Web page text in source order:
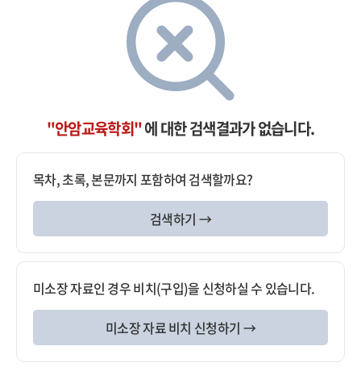
"안암교육학회"에 대한 검색결과가 없습니다.
목차, 초록, 본문까지 포함하여 검색할까요?
검색하기 →
미소장 자료인 경우 비치(구입)을 신청하실 수 있습니다.
미소장 자료 비치 신청하기 →